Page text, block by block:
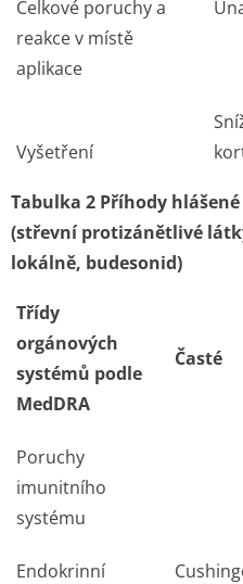
Celkové poruchy a
reakce v místě
aplikace
Vyšetření
Tabulka 2 Příhody
(střevní protizánětlivé
lokálně, budesonid)
Třídy
orgánových
systémů podle
MedDRA
Časté
Poruchy
imunitního
systému
Endokrinní